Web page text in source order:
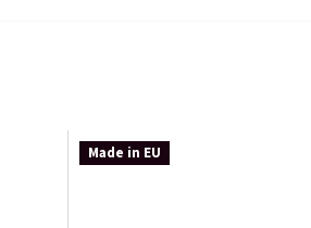
Made in EU